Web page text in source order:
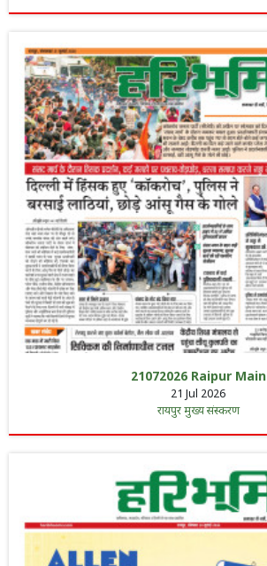
21072026 Raipur Main
21 Jul 2026
रायपुर मुख्य संस्करण